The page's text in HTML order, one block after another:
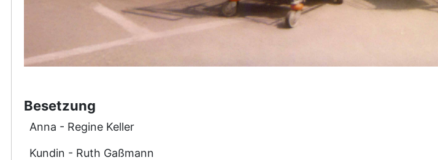
Besetzung
Anna - Regine Keller
Kundin - Ruth Gaßmann